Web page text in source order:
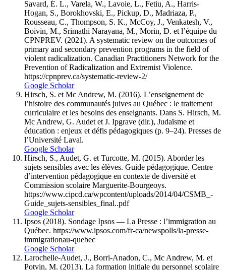
Savard, É. L., Varela, W., Lavoie, L., Fetiu, A., Harris-
Hogan, S., Borokhovski, E., Pickup, D., Madriaza, P.,
Rousseau, C., Thompson, S. K., McCoy, J., Venkatesh, V.,
Boivin, M., Srimathi Narayana, M., Morin, D. et l’équipe du
CPNPREV. (2021). A systematic review on the outcomes of
primary and secondary prevention programs in the field of
violent radicalization. Canadian Practitioners Network for the
Prevention of Radicalization and Extremist Violence.
https://cpnprev.ca/systematic-review-2/
Google Scholar
Hirsch, S. et Mc Andrew, M. (2016). L’enseignement de
l’histoire des communautés juives au Québec : le traitement
curriculaire et les besoins des enseignants. Dans S. Hirsch, M.
Mc Andrew, G. Audet et J. Ipgrave (dir.), Judaïsme et
éducation : enjeux et défis pédagogiques (p. 9–24). Presses de
l’Université Laval.
Google Scholar
Hirsch, S., Audet, G. et Turcotte, M. (2015). Aborder les
sujets sensibles avec les élèves. Guide pédagogique. Centre
d’intervention pédagogique en contexte de diversité et
Commission scolaire Marguerite-Bourgeoys.
https://www.cipcd.ca/wpcontent/uploads/2014/04/CSMB_-
Guide_sujets-sensibles_final..pdf
Google Scholar
Ipsos (2018). Sondage Ipsos — La Presse : l’immigration au
Québec. https://www.ipsos.com/fr-ca/newspolls/la-presse-
immigrationau-quebec
Google Scholar
Larochelle-Audet, J., Borri-Anadon, C., Mc Andrew, M. et
Potvin, M. (2013). La formation initiale du personnel scolaire